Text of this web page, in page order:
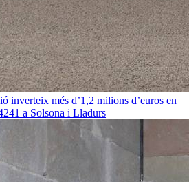
inverteix més d’1,2 milions d’euros en
a Solsona i Lladurs